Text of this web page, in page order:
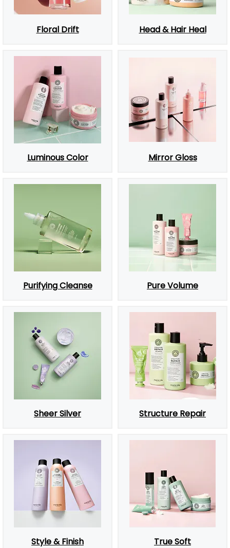
Floral Drift Head & Hair Heal
Luminous Color Mirror Gloss
Purifying Cleanse Pure Volume
Sheer Silver Structure Repair
Style & Finish True Soft